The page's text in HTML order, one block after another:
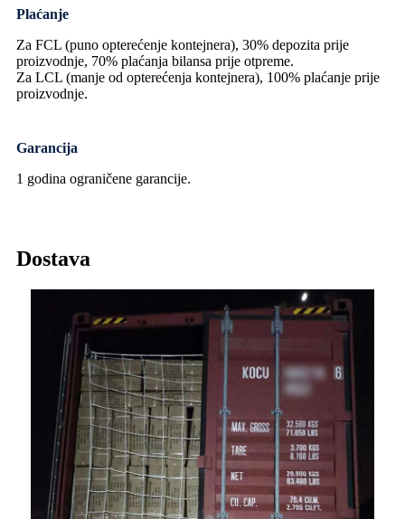
Plaćanje
Za FCL (puno opterećenje kontejnera), 30% depozita prije
proizvodnje, 70% plaćanja bilansa prije otpreme.
Za LCL (manje od opterećenja kontejnera), 100% plaćanje prije
proizvodnje.
Garancija
1 godina ograničene garancije.
Dostava